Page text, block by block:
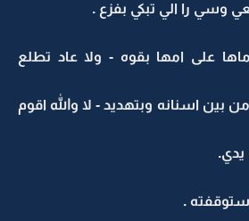
وسي را الي تبكي بفزع .
على امها بقوه - ولا عاد تطلع
بين اسنانه وبتهديد - لا والله اقوم
يدي.
.